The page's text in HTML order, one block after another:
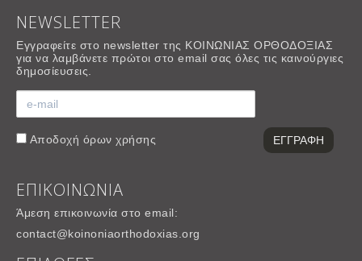
NEWSLETTER
Εγγραφείτε στο newsletter της ΚΟΙΝΩΝΙΑΣ ΟΡΘΟΔΟΞΙΑΣ
για να λαμβάνετε πρώτοι στο email σας όλες τις καινούργιες
δημοσίευσεις.
Αποδοχή όρων χρήσης
ΕΠΙΚΟΙΝΩΝΙΑ
Άμεση επικοινωνία στο email:
contact@koinoniaorthodoxias.org